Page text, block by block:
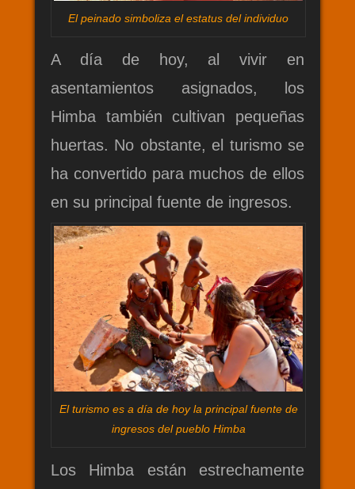
El peinado simboliza el estatus del individuo
A día de hoy, al vivir en
asentamientos asignados, los
Himba también cultivan pequeñas
huertas. No obstante, el turismo se
ha convertido para muchos de ellos
en su principal fuente de ingresos.
El turismo es a día de hoy la principal fuente de
ingresos del pueblo Himba
Los Himba están estrechamente